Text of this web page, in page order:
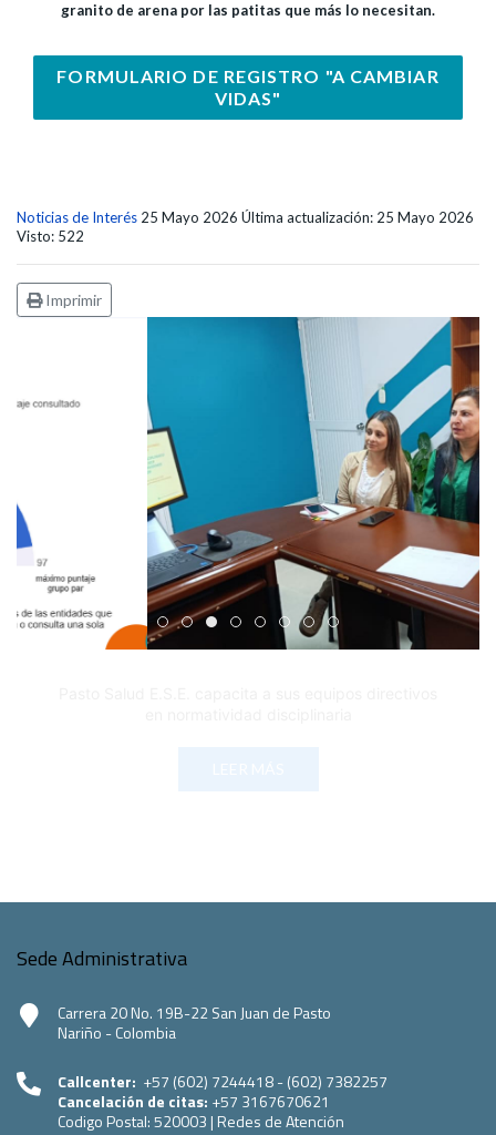
granito de arena por las patitas que más lo necesitan.
FORMULARIO DE REGISTRO "A CAMBIAR
VIDAS"
Noticias de Interés 25 Mayo 2026 Última actualización: 25 Mayo 2026
Visto: 522
Imprimir
Edicto Emplazatorio a los Afiliados en el Régimen
Pasto Salud ESE lidera gestión institucional
Pasto Salud E.S.E. capacita a sus equipos
Último día para inscripciones en
Viceministro garantiza
Mil pesos que salvan vidas:
Cápsula 18-26 - Reporte
Cápsula 17-26 -
Sede Administrativa
Carrera 20 No. 19B-22 San Juan de Pasto
Nariño - Colombia
Callcenter: +57 (602) 7244418 - (602) 7382257
Cancelación de citas: +57 3167670621
Codigo Postal:520003 | Redes de Atención